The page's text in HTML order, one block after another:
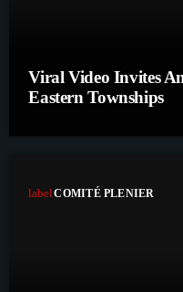
Viral Video Invites
Eastern Townships
labelCOMITÉ PLENIER